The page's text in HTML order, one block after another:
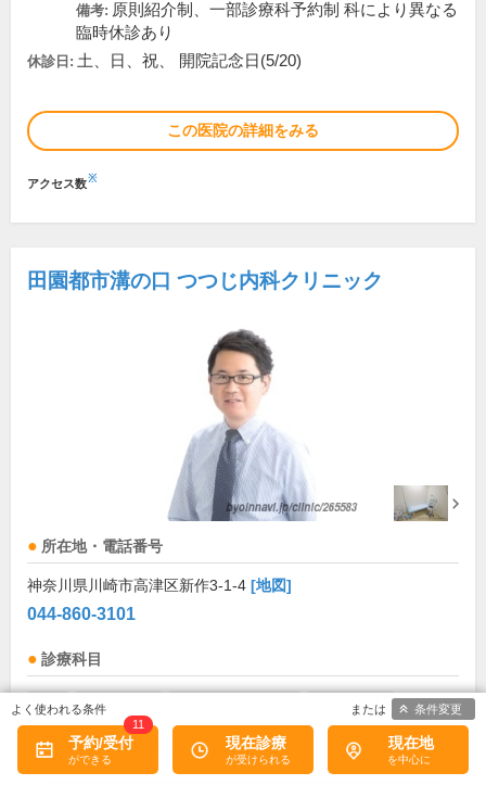
備考: 原則紹介制、一部診療科予約制 科により異なる
臨時休診あり
休診日: 土、日、祝、 開院記念日(5/20)
この医院の詳細をみる
アクセス数※
田園都市溝の口 つつじ内科クリニック
所在地・電話番号
神奈川県川崎市高津区新作3-1-4 [地図]
044-860-3101
診療科目
内科 糖尿病内科 循環器内科
診療/受付時間・休診日
予約/受付
11
現在診療 現在地
条件変更